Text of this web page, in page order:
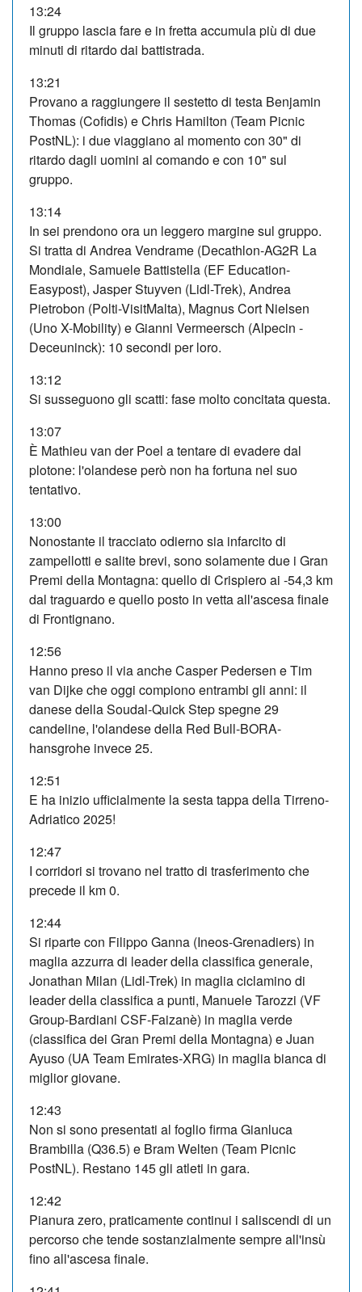
13:24
Il gruppo lascia fare e in fretta accumula più di due
minuti di ritardo dai battistrada.
13:21
Provano a raggiungere il sestetto di testa Benjamin
Thomas (Cofidis) e Chris Hamilton (Team Picnic
PostNL): i due viaggiano al momento con 30" di
ritardo dagli uomini al comando e con 10" sul
gruppo.
13:14
In sei prendono ora un leggero margine sul gruppo.
Si tratta di Andrea Vendrame (Decathlon-AG2R La
Mondiale, Samuele Battistella (EF Education-
Easypost), Jasper Stuyven (Lidl-Trek), Andrea
Pietrobon (Polti-VisitMalta), Magnus Cort Nielsen
(Uno X-Mobility) e Gianni Vermeersch (Alpecin -
Deceuninck): 10 secondi per loro.
13:12
Si susseguono gli scatti: fase molto concitata questa.
13:07
È Mathieu van der Poel a tentare di evadere dal
plotone: l'olandese però non ha fortuna nel suo
tentativo.
13:00
Nonostante il tracciato odierno sia infarcito di
zampellotti e salite brevi, sono solamente due i Gran
Premi della Montagna: quello di Crispiero ai -54,3 km
dal traguardo e quello posto in vetta all'ascesa finale
di Frontignano.
12:56
Hanno preso il via anche Casper Pedersen e Tim
van Dijke che oggi compiono entrambi gli anni: il
danese della Soudal-Quick Step spegne 29
candeline, l'olandese della Red Bull-BORA-
hansgrohe invece 25.
12:51
E ha inizio ufficialmente la sesta tappa della Tirreno-
Adriatico 2025!
12:47
I corridori si trovano nel tratto di trasferimento che
precede il km 0.
12:44
Si riparte con Filippo Ganna (Ineos-Grenadiers) in
maglia azzurra di leader della classifica generale,
Jonathan Milan (Lidl-Trek) in maglia ciclamino di
leader della classifica a punti, Manuele Tarozzi (VF
Group-Bardiani CSF-Faizanè) in maglia verde
(classifica dei Gran Premi della Montagna) e Juan
Ayuso (UA Team Emirates-XRG) in maglia bianca di
miglior giovane.
12:43
Non si sono presentati al foglio firma Gianluca
Brambilla (Q36.5) e Bram Welten (Team Picnic
PostNL). Restano 145 gli atleti in gara.
12:42
Pianura zero, praticamente continui i saliscendi di un
percorso che tende sostanzialmente sempre all'insù
fino all'ascesa finale.